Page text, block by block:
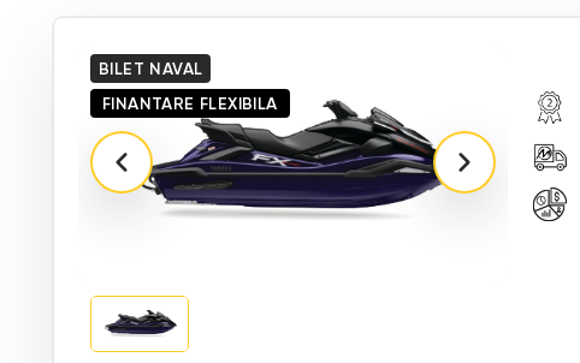
BILET NAVAL
FINANTARE FLEXIBILA